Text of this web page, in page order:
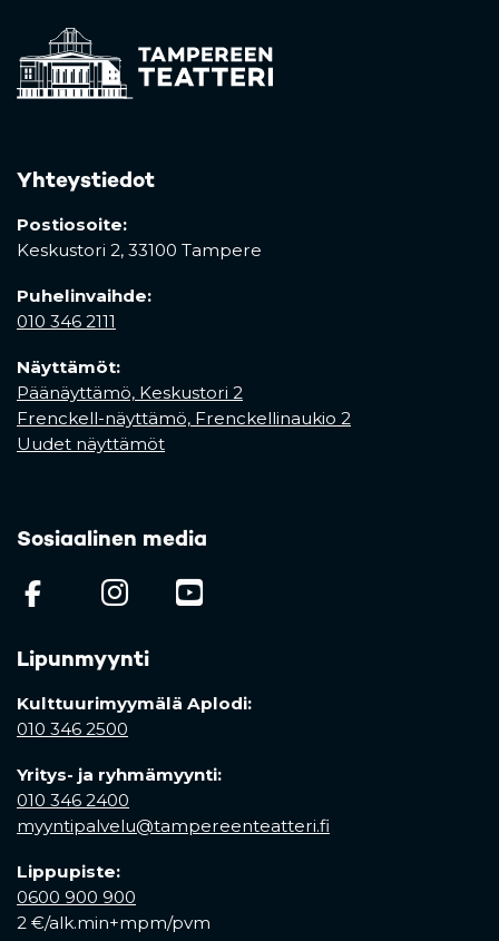
Yhteystiedot
Postiosoite:
Keskustori 2, 33100 Tampere
Puhelinvaihde:
010 346 2111
Näyttämöt:
Päänäyttämö, Keskustori 2
Frenckell-näyttämö, Frenckellinaukio 2
Uudet näyttämöt
Sosiaalinen media
(opens in a new tab)
(opens in a new tab)
Lipunmyynti
Kulttuurimyymälä Aplodi:
010 346 2500
Yritys- ja ryhmämyynti:
010 346 2400
myyntipalvelu@tampereenteatteri.fi
Lippupiste:
0600 900 900
2 €/alk.min+mpm/pvm